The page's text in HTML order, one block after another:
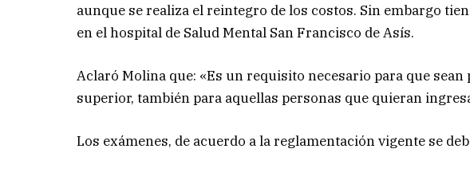
aunque se realiza el reintegro de los costos. Sin embargo
en el hospital de Salud Mental San Francisco de Asís.
Aclaró Molina que: «Es un requisito necesario para que
superior, también para aquellas personas que quieran
Los exámenes, de acuerdo a la reglamentación vigente se